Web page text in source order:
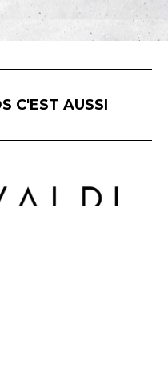
C'EST AUSSI